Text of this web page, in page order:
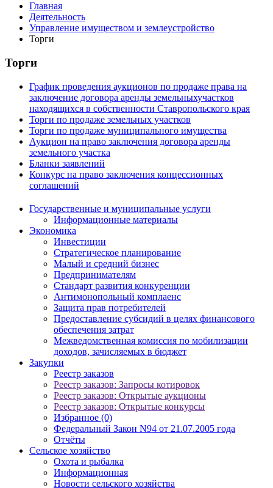
Главная
Деятельность
Управление имуществом и землеустройство
Торги
Торги
График проведения аукционов по продаже права на
заключение договора аренды земельныхучастков
находящихся в собственности Ставропольского края
Торги по продаже земельных участков
Торги по продаже муниципального имущества
Аукцион на право заключения договора аренды
земельного участка
Бланки заявлений
Конкурс на право заключения концессионных
соглашений
Государственные и муниципальные услуги
Информационные материалы
Экономика
Инвестиции
Стратегическое планирование
Малый и средний бизнес
Предпринимателям
Стандарт развития конкуренции
Антимонопольный комплаенс
Защита прав потребителей
Предоставление субсидий в целях финансового
обеспечения затрат
Межведомственная комиссия по мобилизации
доходов, зачисляемых в бюджет
Закупки
Реестр заказов
Реестр заказов: Запросы котировок
Реестр заказов: Открытые аукционы
Реестр заказов: Открытые конкурсы
Избранное (0)
Федеральный Закон N94 от 21.07.2005 года
Отчёты
Сельское хозяйство
Охота и рыбалка
Информационная
Новости сельского хозяйства